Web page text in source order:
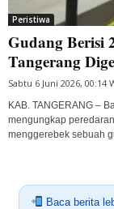
Peristiwa
Gudang Berisi
Tangerang
Sabtu 6 Juni 2026, 00:14
KAB. TANGERANG –
mengungkap
menggerebek sebuah
Baca berita